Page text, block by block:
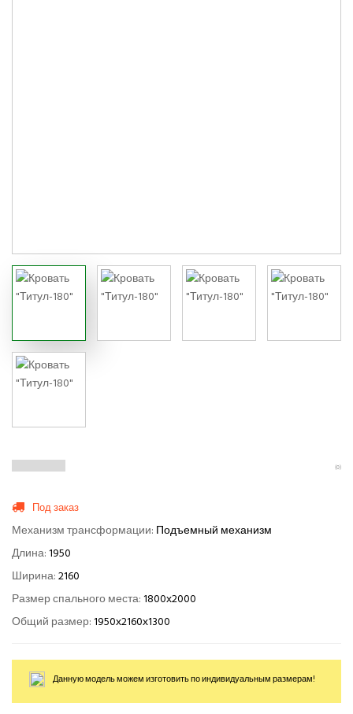
(0)
Под заказ
Механизм трансформации: Подъемный механизм
Длина:1950
Ширина:2160
Размер спального места:1800х2000
Общий размер:1950х2160х1300
Данную модель можем изготовить по индивидуальным размерам!